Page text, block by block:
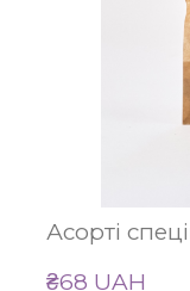
Асорті
₴68 UAH